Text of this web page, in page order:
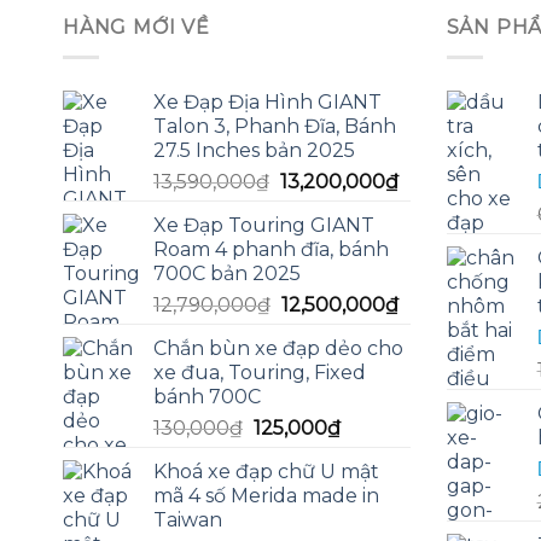
HÀNG MỚI VỀ
Xe Đạp Địa Hình GIANT
Talon 3, Phanh Đĩa, Bánh
27.5 Inches bản 2025
13,590,000₫ Giá
là:
13,590,000₫.
13,200,000₫Giá
13,200,000₫.
Xe Đạp Touring GIANT
Roam 4 phanh đĩa, bánh
700C bản 2025
12,790,000₫ Giá
là:
12,790,000₫.
12,500,000₫Giá
tại
12,500,000₫.
Chắn bùn xe đạp dẻo cho
xe đua, Touring, Fixed
bánh 700C
130,000₫ Giá
là:
130,000₫.
125,000₫Giá
tại
là:
Khoá xe đạp chữ U mật
mã 4 số Merida made in
Taiwan
SẢN